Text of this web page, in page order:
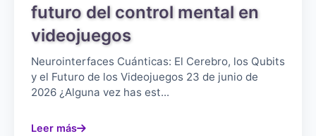
futuro del control mental en
videojuegos
Neurointerfaces Cuánticas: El Cerebro, los Qubits
y el Futuro de los Videojuegos 23 de junio de
2026 ¿Alguna vez has est...
Leer más